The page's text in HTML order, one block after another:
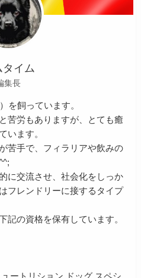
タイム
集長
を飼っています。
苦労もありますが、とても癒
います。
苦手で、フィラリアや飲みの
に交流させ、社会化をしっか
フレンドリーに接するタイプ
記の資格を保有しています。